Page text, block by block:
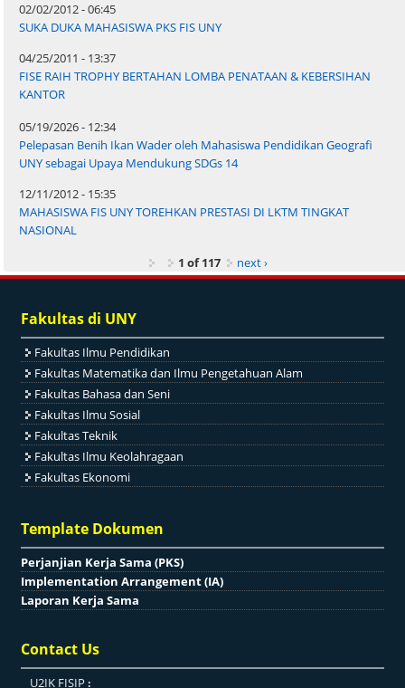
02/02/2012 - 06:45
SUKA DUKA MAHASISWA PKS FIS UNY
04/25/2011 - 13:37
FISE RAIH TROPHY BERTAHAN LOMBA PENATAAN & KEBERSIHAN
KANTOR
05/19/2026 - 12:34
Pelepasan Benih Ikan Wader oleh Mahasiswa Pendidikan Geografi
UNY sebagai Upaya Mendukung SDGs 14
12/11/2012 - 15:35
MAHASISWA FIS UNY TOREHKAN PRESTASI DI LKTM TINGKAT
NASIONAL
1 of 117
next ›
Fakultas di UNY
Fakultas Ilmu Pendidikan
Fakultas Matematika dan Ilmu Pengetahuan Alam
Fakultas Bahasa dan Seni
Fakultas Ilmu Sosial
Fakultas Teknik
Fakultas Ilmu Keolahragaan
Fakultas Ekonomi
Template Dokumen
Perjanjian Kerja Sama (PKS)
Implementation Arrangement (IA)
Laporan Kerja Sama
Contact Us
U2IK FISIP :